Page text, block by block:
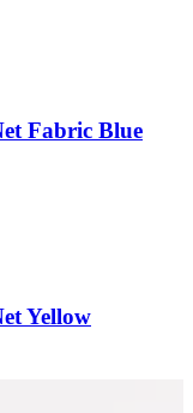
Fabric Blue
Yellow